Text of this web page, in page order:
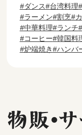
ダンス
台湾料理
ラーメン 割烹
中華料理 ランチ
コーヒー 韓国料
炉端焼き
ハンバ
物販・